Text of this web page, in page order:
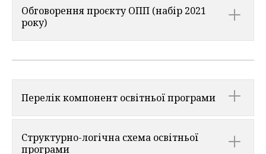
Обговорення проєкту ОПП (набір 2021
року)
Перелік компонент освітньої програми
Структурно-логічна схема освітньої
програми